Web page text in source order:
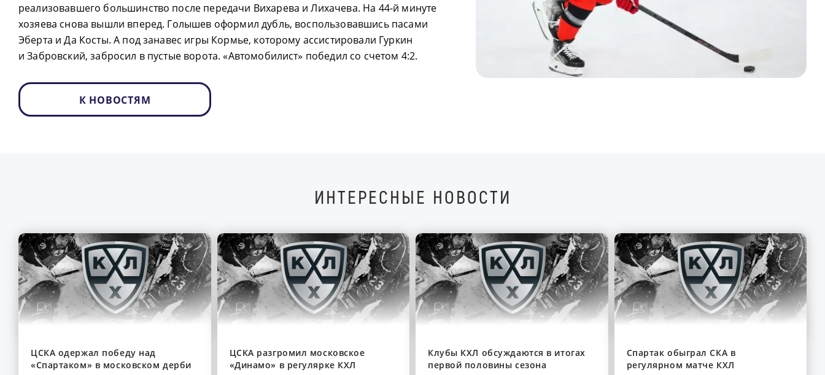
реализовавшего большинство после передачи Вихарева и Лихачева. На 44-й минуте
хозяева снова вышли вперед. Голышев оформил дубль, воспользовавшись пасами
Эберта и Да Косты. А под занавес игры Кормье, которому ассистировали Гуркин
и Забровский, забросил в пустые ворота. «Автомобилист» победил со счетом 4:2.
К НОВОСТЯМ
ИНТЕРЕСНЫЕ НОВОСТИ
ЦСКА одержал победу над
«Спартаком» в московском дерби
ЦСКА разгромил московское
«Динамо» в регулярке КХЛ
Клубы КХЛ обсуждаются в итогах
первой половины сезона
Спартак обыграл СКА в
регулярном матче КХЛ